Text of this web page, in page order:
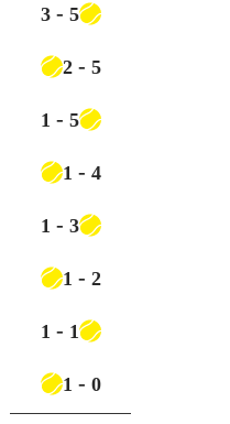
3 - 5
2 - 5
1 - 5
1 - 4
1 - 3
1 - 2
1 - 1
1 - 0